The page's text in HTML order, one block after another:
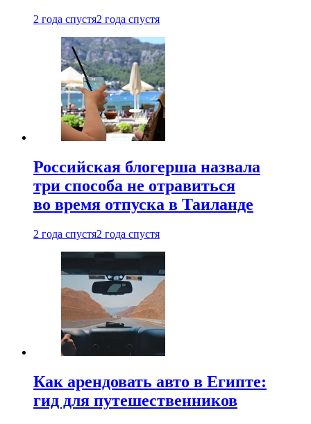
2 года спустя2 года спустя
Российская блогерша назвала
три способа не отравиться
во время отпуска в Таиланде
2 года спустя2 года спустя
Как арендовать авто в Египте:
гид для путешественников